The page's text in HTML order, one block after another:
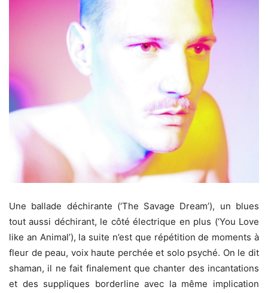
Une ballade déchirante (‘The Savage Dream’), un blues
tout aussi déchirant, le côté électrique en plus (‘You Love
like an Animal’), la suite n’est que répétition de moments à
fleur de peau, voix haute perchée et solo psyché. On le dit
shaman, il ne fait finalement que chanter des incantations
et des suppliques borderline avec la même implication